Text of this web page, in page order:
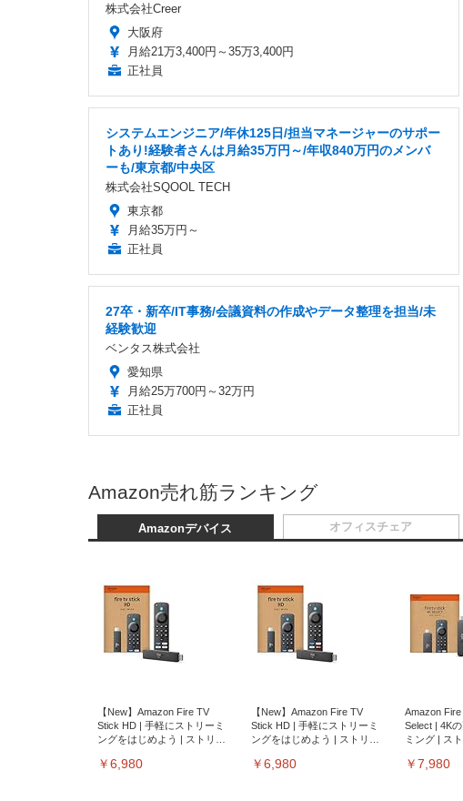
株式会社Creer
大阪府
月給21万3,400円～35万3,400円
正社員
システムエンジニア/年休125日/担当マネージャーのサポー
トあり!経験者さんは月給35万円～/年収840万円のメンバ
ーも/東京都/中央区
株式会社SQOOL TECH
東京都
月給35万円～
正社員
27卒・新卒/IT事務/会議資料の作成やデータ整理を担当/未
経験歓迎
ベンタス株式会社
愛知県
月給25万700円～32万円
正社員
Amazon売れ筋ランキング
Amazonデバイス
【New】Amazon Fire TV
Stick HD | 手軽にストリーミ
ングをはじめよう | ストリー
￥6,980
【New】Amazon Fire TV
Stick HD | 手軽にストリーミ
ングをはじめよう | ストリー
￥6,980
Amazon
Select | 4K
ミング | ス
￥7,980
オフィスチェア